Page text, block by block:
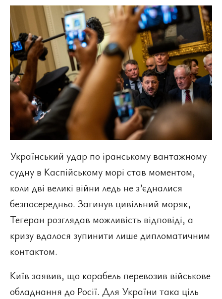
Український удар по іранському вантажному
судну в Каспійському морі став моментом,
коли дві великі війни ледь не з’єдналися
безпосередньо. Загинув цивільний моряк,
Тегеран розглядав можливість відповіді, а
кризу вдалося зупинити лише дипломатичним
контактом.
Київ заявив, що корабель перевозив військове
обладнання до Росії. Для України така ціль